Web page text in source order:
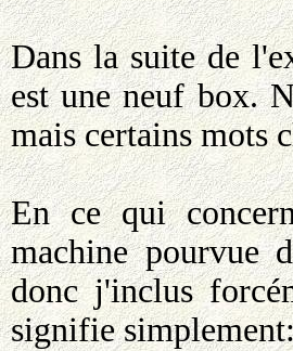
Dans la suite de
est une neuf box.
mais certains mots
En ce qui
machine pourvue
donc j'inclus
signifie